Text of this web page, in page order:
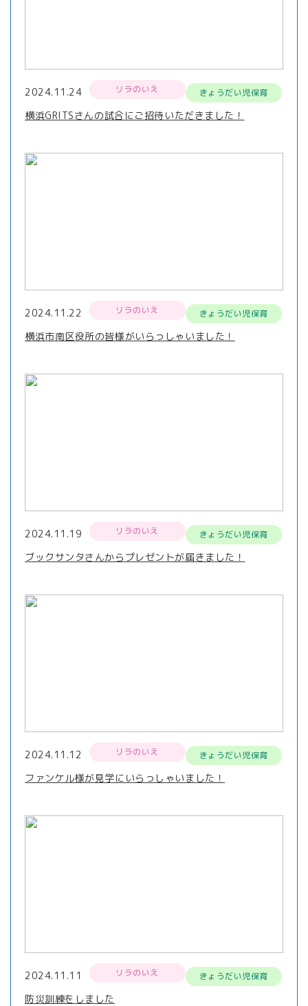
2024.11.24 リラのいえ きょうだい児保育
横浜GRITSさんの試合にご招待いただきました！
2024.11.22 リラのいえ きょうだい児保育
横浜市南区役所の皆様がいらっしゃいました！
2024.11.19 リラのいえ きょうだい児保育
ブックサンタさんからプレゼントが届きました！
2024.11.12 リラのいえ きょうだい児保育
ファンケル様が見学にいらっしゃいました！
2024.11.11 リラのいえ きょうだい児保育
防災訓練をしました